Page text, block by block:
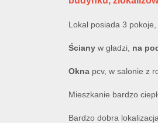
Lokal posiada 3
Ściany w gładzi, na
Okna pcv, w salonie z
Mieszkanie bardzo
Bardzo dobra